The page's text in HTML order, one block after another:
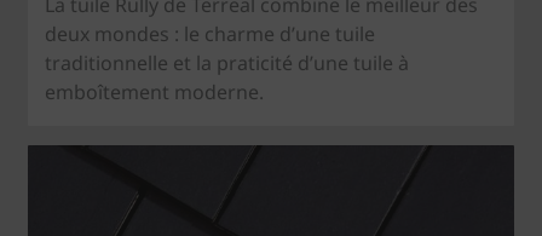
deux mondes : le charme d’une tuile
traditionnelle et la praticité d’une tuile à
emboîtement moderne.